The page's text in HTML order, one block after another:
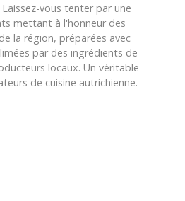
vous tenter par une
mettant à l'honneur des
la région, préparées avec
par des ingrédients de
locaux. Un véritable
de cuisine autrichienne.